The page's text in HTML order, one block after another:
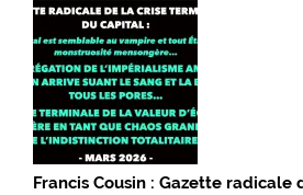
Francis Cousin : Gazette radicale